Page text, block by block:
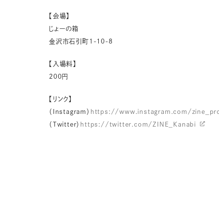
【会場】
じょーの箱
金沢市石引町1-10-8
【入場料】
200円
【リンク】
（Instagram） https://www.instagram.com/
（Twitter） https://twitter.com/ZINE_Kanabi